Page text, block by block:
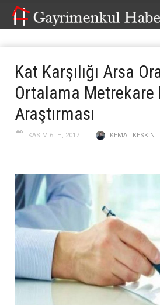
Kat Karşılığı Arsa
Ortalama Metrekare
Araştırması
KASIM 6TH, 2017 KEMAL KESKIN